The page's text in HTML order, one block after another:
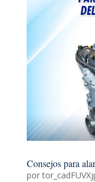
Consejos para
por